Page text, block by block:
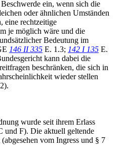
ein, wenn sich die
oder ähnlichen Umständen
eine rechtzeitige
je möglich wäre und die
Bedeutung im
146 II 335 E. 1.3; 142 I 135 E.
kann dabei die
beschränken, die sich in
wieder stellen
wurde seit ihrem Erlass
und F). Die aktuell geltende
vom Ingress und § 7